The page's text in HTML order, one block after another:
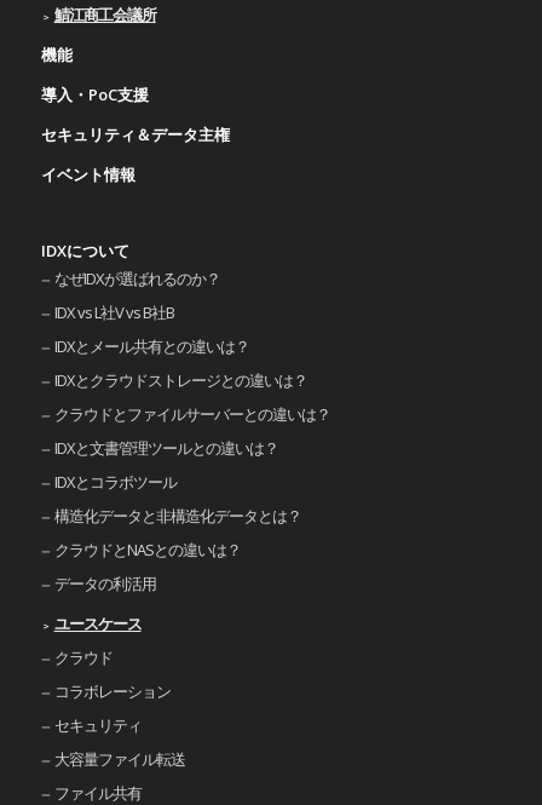
鯖江商工会議所
機能
導入・PoC支援
セキュリティ＆データ主権
イベント情報
IDXについて
なぜIDXが選ばれるのか？
IDX vs L社V vs B社B
IDXとメール共有との違いは？
IDXとクラウドストレージとの違いは？
クラウドとファイルサーバーとの違いは？
IDXと文書管理ツールとの違いは？
IDXとコラボツール
構造化データと非構造化データとは？
クラウドとNASとの違いは？
データの利活用
ユースケース
クラウド
コラボレーション
セキュリティ
大容量ファイル転送
ファイル共有